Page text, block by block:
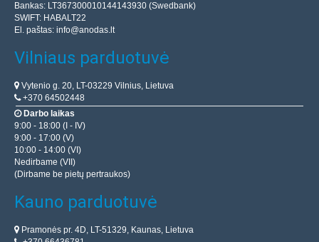
Bankas: LT367300010144143930 (Swedbank)
SWIFT: HABALT22
El. paštas: info@anodas.lt
Vilniaus parduotuvė
Vytenio g. 20, LT-03229 Vilnius, Lietuva
+370 64502448
Darbo laikas
9:00 - 18:00 (I - IV)
9:00 - 17:00 (V)
10:00 - 14:00 (VI)
Nedirbame (VII)
(Dirbame be pietų pertraukos)
Kauno parduotuvė
Pramonės pr. 4D, LT-51329, Kaunas, Lietuva